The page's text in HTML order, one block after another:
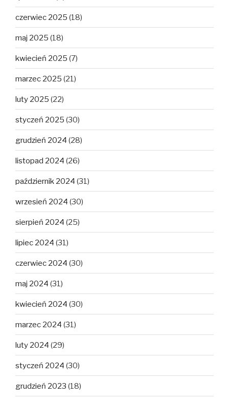
czerwiec 2025 (18)
maj 2025 (18)
kwiecień 2025 (7)
marzec 2025 (21)
luty 2025 (22)
styczeń 2025 (30)
grudzień 2024 (28)
listopad 2024 (26)
październik 2024 (31)
wrzesień 2024 (30)
sierpień 2024 (25)
lipiec 2024 (31)
czerwiec 2024 (30)
maj 2024 (31)
kwiecień 2024 (30)
marzec 2024 (31)
luty 2024 (29)
styczeń 2024 (30)
grudzień 2023 (18)